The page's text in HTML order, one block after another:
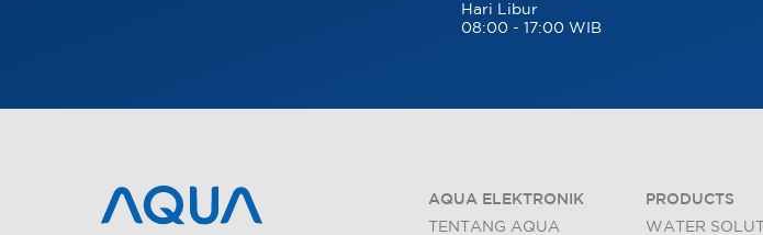
Hari Libur
08:00 - 17:00 WIB
AQUA ELEKTRONIK
TENTANG AQUA
PRODUCTS
WATER